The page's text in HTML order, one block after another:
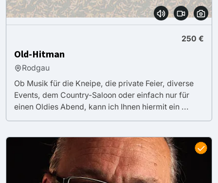
250 €
Old-Hitman
Rodgau
Ob Musik für die Kneipe, die private Feier, diverse
Events, dem Country-Saloon oder einfach nur für
einen Oldies Abend, kann ich Ihnen hiermit ein ...